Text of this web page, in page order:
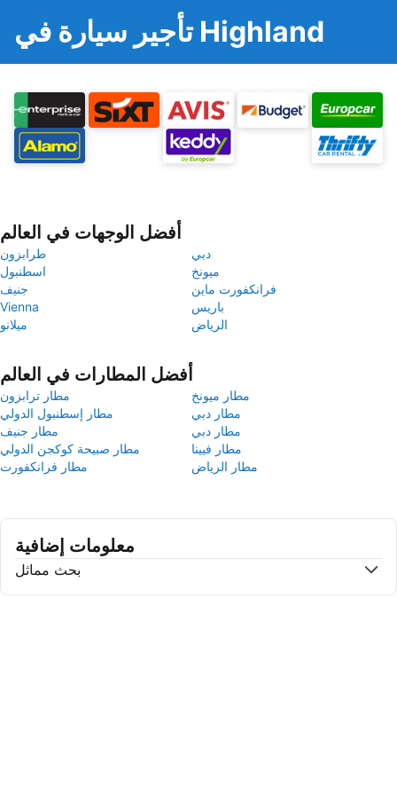
تأجير سيارة في Highland
أفضل الوجهات في العالم
طرابزون
دبي
اسطنبول
ميونخ
جنيف
فرانكفورت ماين
Vienna
باريس
ميلانو
الرياض
أفضل المطارات في العالم
مطار ترابزون
مطار ميونخ
مطار إسطنبول الدولي
مطار دبي
مطار جنيف
مطار دبي
مطار صبيحة كوكجن الدولي
مطار فيينا
مطار فرانكفورت
مطار الرياض
معلومات إضافية
بحث مماثل